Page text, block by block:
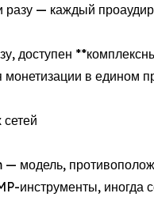
разу — каждый
доступен
в едином
модель,
инструменты,